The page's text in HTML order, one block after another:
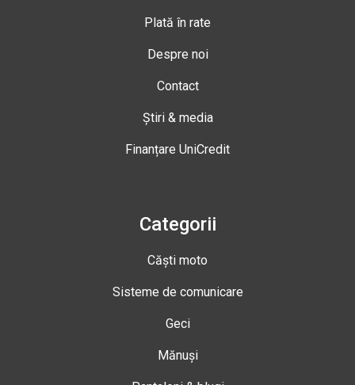
Plată în rate
Despre noi
Contact
Știri & media
Finanțare UniCredit
Categorii
Căști moto
Sisteme de comunicare
Geci
Mănuși